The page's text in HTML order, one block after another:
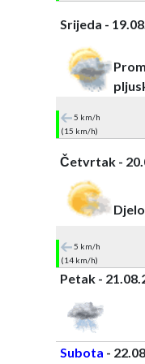
Srijeda -
5 km/h
(15 km/h)
Četvrtak -
5 km/h
(14 km/h)
Petak -
Subota -